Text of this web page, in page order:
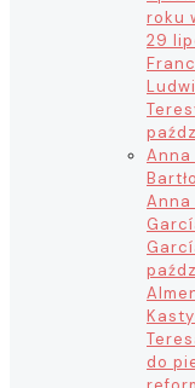
roku
29
Anna
Anna
do